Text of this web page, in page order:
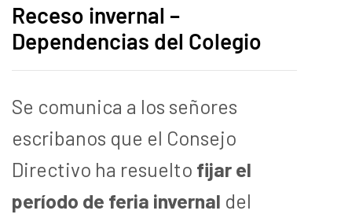
Receso invernal –
Dependencias del Colegio
Se comunica a los señores
escribanos que el Consejo
Directivo ha resuelto fijar el
período de feria invernal del